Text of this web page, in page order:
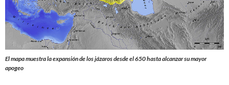
El mapa muestra la expansión de los jázaros desde el 650 hasta alcanzar su mayor
apogeo